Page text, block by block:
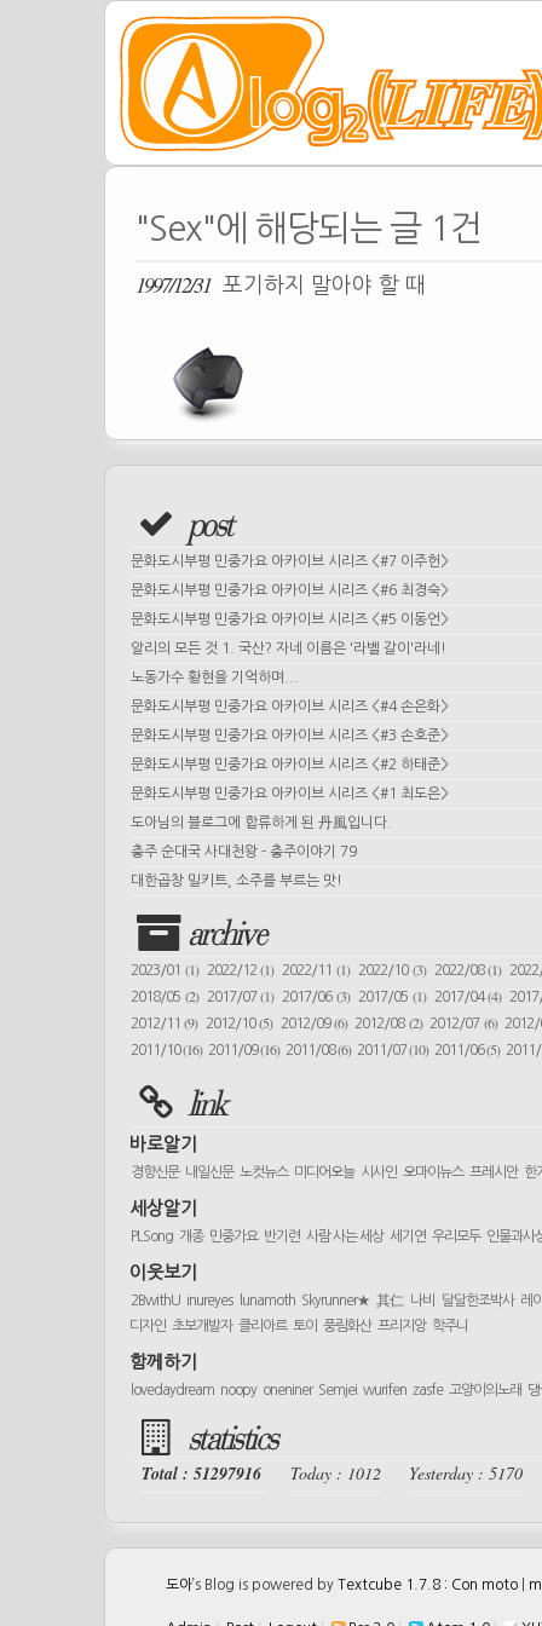
"Sex"에 해당되는 글 1건
1997/12/31 포기하지 말아야 할 때
post
문화도시부평 민중가요 아카이브 시리즈 <#7 이주헌>
문화도시부평 민중가요 아카이브 시리즈 <#6 최경숙>
문화도시부평 민중가요 아카이브 시리즈 <#5 이동언>
알리의 모든 것 1. 국산? 자네 이름은 '라벨 갈이'라네!
노동가수 황현을 기억하며...
문화도시부평 민중가요 아카이브 시리즈 <#4 손은화>
문화도시부평 민중가요 아카이브 시리즈 <#3 손호준>
문화도시부평 민중가요 아카이브 시리즈 <#2 하태준>
문화도시부평 민중가요 아카이브 시리즈 <#1 최도은>
도아님의 블로그에 합류하게 된 丹風입니다.
충주 순대국 사대천왕 - 충주이야기 79
대한곱창 밀키트, 소주를 부르는 맛!
archive
2023/01 (1) 2022/12(1) 2022/11(1) 2022/10 (3) 2022/08(1)
2018/05 (2) 2017/07(1) 2017/06(3) 2017/05 (1) 2017/04(4)
2012/11(9) 2012/10(5) 2012/09(6) 2012/08 (2) 2012/07 (6)
2011/10(16) 2011/09(16) 2011/08(6) 2011/07(10) 2011/06(5)
link
바로알기
경향신문 내일신문 노컷뉴스 미디어오늘 시사인 오마이뉴스 프레시안 한
세상알기
PLSong 개종 민중가요 반기련 사람 사는 세상 세기연 우리모두 인물과사
이웃보기
2BwithU inureyes lunamoth Skyrunner★ 其仁 나비 달달한조박사 레
디자인 초보개발자 클리아르 토이 풍림화산 프리지앙 학주니
함께하기
lovedaydream noopy oneniner Semjei wurifen zasfe 고양이의노래
statistics
Total : 51297916 Today : 1012 Yesterday : 5170
도아’s Blog is powered by Textcube 1.7.8 : Con moto